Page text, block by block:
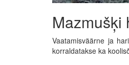
Mazmušķi
Vaatamisväärne ja
korraldatakse ka